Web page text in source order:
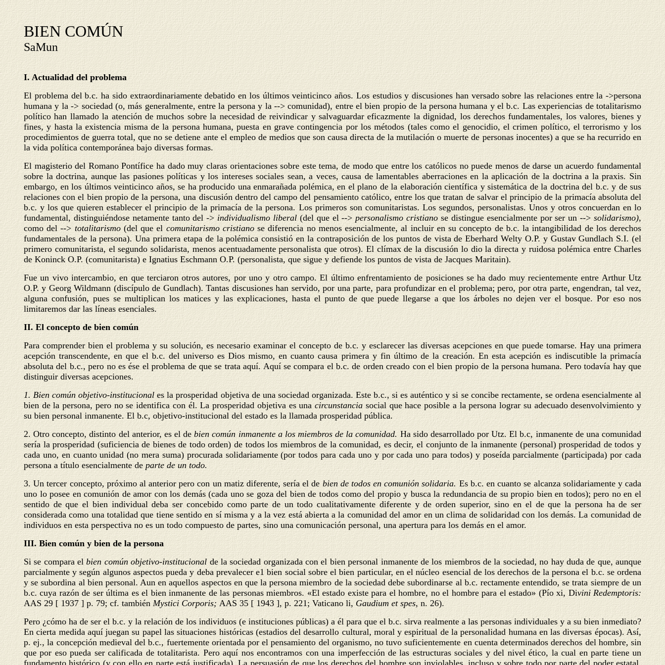
BIEN COMÚN
SaMun
I. Actualidad del problema
El problema del b.c. ha sido extraordinariamente debatido en los últimos veinticinco años. Los estudios y discusiones han versado sobre las relaciones entre la ->persona
humana y la -> sociedad (o, más generalmente, entre la persona y la --> comunidad), entre el bien propio de la persona humana y el b.c. Las experiencias de totalitarismo
político han llamado la atención de muchos sobre la necesidad de reivindicar y salvaguardar eficazmente la dignidad, los derechos fundamentales, los valores, bienes y
fines, y hasta la existencia misma de la persona humana, puesta en grave contingencia por los métodos (tales como el genocidio, el crimen político, el terrorismo y los
procedimientos de guerra total, que no se detiene ante el empleo de medios que son causa directa de la mutilación o muerte de personas inocentes) a que se ha recurrido en
la vida política contemporánea bajo diversas formas.
El magisterio del Romano Pontífice ha dado muy claras orientaciones sobre este tema, de modo que entre los católicos no puede menos de darse un acuerdo fundamental
sobre la doctrina, aunque las pasiones políticas y los intereses sociales sean, a veces, causa de lamentables aberraciones en la aplicación de la doctrina a la praxis. Sin
embargo, en los últimos veinticinco años, se ha producido una enmarañada polémica, en el plano de la elaboración científica y sistemática de la doctrina del b.c. y de sus
relaciones con el bien propio de la persona, una discusión dentro del campo del pensamiento católico, entre los que tratan de salvar el principio de la primacía absoluta del
b.c. y los que quieren establecer el principio de la primacía de la persona. Los primeros son comunitaristas. Los segundos, personalistas. Unos y otros concuerdan en lo
fundamental, distinguiéndose netamente tanto del -> individualismo liberal (del que el -->personalismo cristianose distingue esencialmente por ser un -->solidarismo),
como del --> totalitarismo (del que el comunitarismo cristianose diferencia no menos esencialmente, al incluir en su concepto de b.c. la intangibilidad de los derechos
fundamentales de la persona). Una primera etapa de la polémica consistió en la contraposición de los puntos de vista de Eberhard Welty O.P. y Gustav Gundlach S.I. (el
primero comunitarista, el segundo solidarista, menos acentuadamente personalista que otros). El clímax de la discusión lo dio la directa y ruidosa polémica entre Charles
de Koninck O.P. (comunitarista) e Ignatius Eschmann O.P. (personalista, que sigue y defiende los puntos de vista de Jacques Maritain).
Fue un vivo intercambio, en que terciaron otros autores, por uno y otro campo. El último enfrentamiento de posiciones se ha dado muy recientemente entre Arthur Utz
O.P. y Georg Wildmann (discípulo de Gundlach). Tantas discusiones han servido, por una parte, para profundizar en el problema; pero, por otra parte, engendran, tal vez,
alguna confusión, pues se multiplican los matices y las explicaciones, hasta el punto de que puede llegarse a que los árboles no dejen ver el bosque. Por eso nos
limitaremos dar las líneas esenciales.
II. El concepto de bien común
Para comprender bien el problema y su solución, es necesario examinar el concepto de b.c. y esclarecer las diversas acepciones en que puede tomarse. Hay una primera
acepción transcendente, en que el b.c. del universo es Dios mismo, en cuanto causa primera y fin último de la creación. En esta acepción es indiscutible la primacía
absoluta del b.c., pero no es ése el problema de que se trata aquí. Aquí se compara el b.c. de orden creado con el bien propio de la persona humana. Pero todavía hay que
distinguir diversas acepciones.
1. Bien común objetivo-institucionales la prosperidad objetiva de una sociedad organizada. Este b.c., si es auténtico y si se concibe rectamente, se ordena esencialmente al
bien de la persona, pero no se identifica con él. La prosperidad objetiva es unacircunstancia social que hace posible a la persona lograr su adecuado desenvolvimiento y
su bien personal inmanente. El b.c, objetivo-institucional del estado es la llamada prosperidad pública.
2. Otro concepto, distinto del anterior, es el debien común inmanente a los miembros de la comunidad. Ha sido desarrollado por Utz. El b.c, inmanente de una comunidad
sería la prosperidad (suficiencia de bienes de todo orden) de todos los miembros de la comunidad, es decir, el conjunto de la inmanente (personal) prosperidad de todos y
cada uno, en cuanto unidad (no mera suma) procurada solidariamente (por todos para cada uno y por cada uno para todos) y poseída parcialmente (participada) por cada
persona a título esencialmente de parte de un todo.
3. Un tercer concepto, próximo al anterior pero con un matiz diferente, sería el de bien de todos en comunión solidaria. Es b.c. en cuanto se alcanza solidariamente y cada
uno lo posee en comunión de amor con los demás (cada uno se goza del bien de todos como del propio y busca la redundancia de su propio bien en todos); pero no en el
sentido de que el bien individual deba ser concebido como parte de un todo cualitativamente diferente y de orden superior, sino en el de que la persona ha de ser
considerada como una totalidad que tiene sentido en sí misma y a la vez está abierta a la comunidad del amor en un clima de solidaridad con los demás. La comunidad de
individuos en esta perspectiva no es un todo compuesto de partes, sino una comunicación personal, una apertura para los demás en el amor.
III. Bien común y bien de la persona
Si se compara elbien común objetivo-institucional de la sociedad organizada con el bien personal inmanente de los miembros de la sociedad, no hay duda de que, aunque
parcialmente y según algunos aspectos pueda y deba prevalecer e1 bien social sobre el bien particular, en el núcleo esencial de los derechos de la persona el b.c. se ordena
y se subordina al bien personal. Aun en aquellos aspectos en que la persona miembro de la sociedad debe subordinarse al b.c. rectamente entendido, se trata siempre de un
b.c. cuya razón de ser última es el bien inmanente de las personas miembros. «El estado existe para el hombre, no el hombre para el estado» (Pío xi, Divini Redemptoris:
AAS 29 [ 1937 ] p. 79; cf. tambiénMystici Corporis; AAS 35 [ 1943 ], p. 221; Vaticano li, Gaudium et spes, n. 26).
Pero ¿cómo ha de ser el b.c. y la relación de los individuos (e instituciones públicas) a él para que el b.c. sirva realmente a las personas individuales y a su bien inmediato?
En cierta medida aquí juegan su papel las situaciones históricas (estadios del desarrollo cultural, moral y espiritual de la personalidad humana en las diversas épocas). Así,
p. ej., la concepción medieval del b.c., fuertemente orientada por el pensamiento del organismo, no tuvo suficientemente en cuenta determinados derechos del hombre, sin
que por eso pueda ser calificada de totalitarista. Pero aquí nos encontramos con una imperfección de las estructuras sociales y del nivel ético, la cual en parte tiene un
fundamento histórico (y con ello en parte está justificada). La persuasión de que los derechos del hombre son inviolables, incluso y sobre todo por parte del poder estatal,